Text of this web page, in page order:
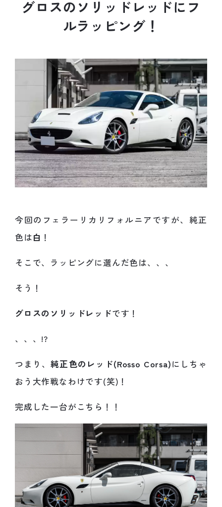
グロ スのソ リ ッ ド レ ッ ドに フ
ルラ ッ ピング ！
今回のフェラーリカリフォルニアですが、純正
色は白 ！
そこで、ラッピングに選んだ色は、、、
そう！
グロスのソリッドレッドです！
、、、!?
つまり、純正色のレッド(Rosso Corsa)にしちゃ
おう大作戦なわけです(笑)！
完成した一台がこちら！！